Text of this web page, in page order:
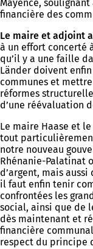
Mayence,
financière des
Le maire et adjoint
à un effort concerté
qu’il y a une faille
Länder doivent
communes et
réformes
d’une réévaluation
Le maire Haase et
tout
notre nouveau
Rhénanie-Palatinat
d’argent, mais
il faut enfin tenir
confrontées les
social, ainsi que de
dès maintenant et
financière
respect du principe